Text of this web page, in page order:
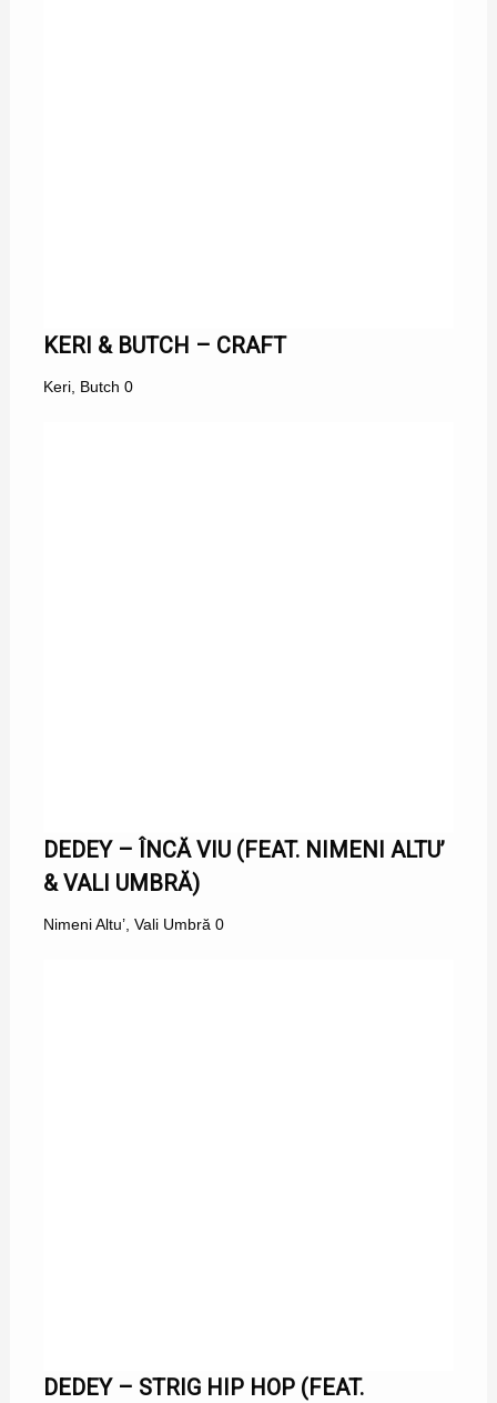
KERI & BUTCH – CRAFT
Keri, Butch 0
DEDEY – ÎNCĂ VIU (FEAT. NIMENI ALTU’
& VALI UMBRĂ)
Nimeni Altu’, Vali Umbră 0
DEDEY – STRIG HIP HOP (FEAT.